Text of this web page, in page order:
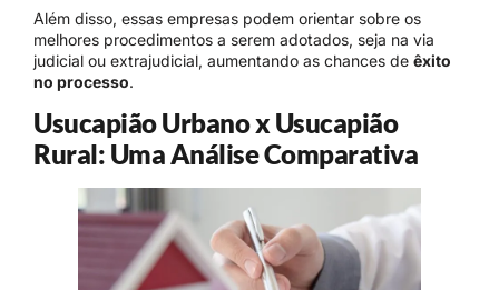
Além disso, essas empresas podem orientar sobre os
melhores procedimentos a serem adotados, seja na via
judicial ou extrajudicial, aumentando as chances de êxito
no processo.
Usucapião Urbano x Usucapião
Rural: Uma Análise Comparativa